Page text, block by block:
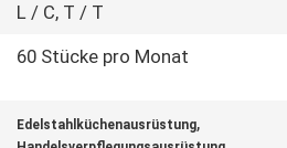
L / C, T / T
60 Stücke pro Monat
Edelstahlküchenausrüstung,